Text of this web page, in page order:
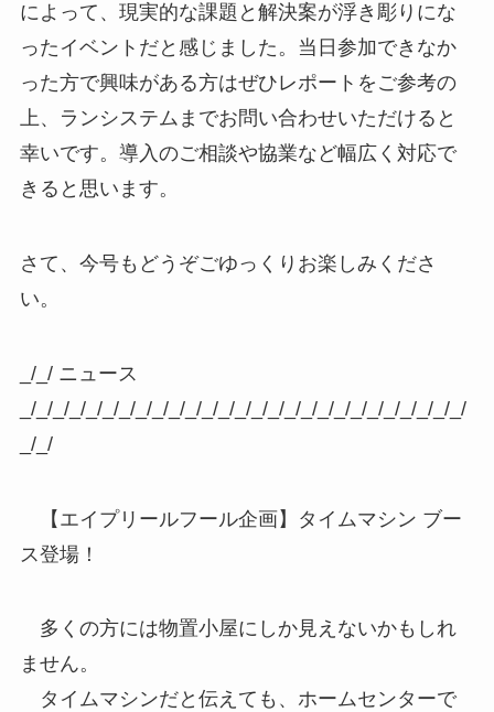
によって、現実的な課題と解決案が浮き彫りにな
ったイベントだと感じました。当日参加できなか
った方で興味がある方はぜひレポートをご参考の
上、ランシステムまでお問い合わせいただけると
幸いです。導入のご相談や協業など幅広く対応で
きると思います。
さて、今号もどうぞごゆっくりお楽しみくださ
い。
_/_/ ニュース
_/_/_/_/_/_/_/_/_/_/_/_/_/_/_/_/_/_/_/_/_/_/_/_/_/_/_/
_/_/
【エイプリールフール企画】タイムマシン ブー
ス登場！
多くの方には物置小屋にしか見えないかもしれ
ません。
タイムマシンだと伝えても、ホームセンターで